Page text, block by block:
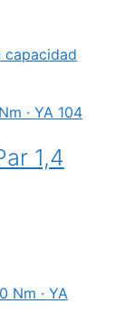
capacidad
1,4